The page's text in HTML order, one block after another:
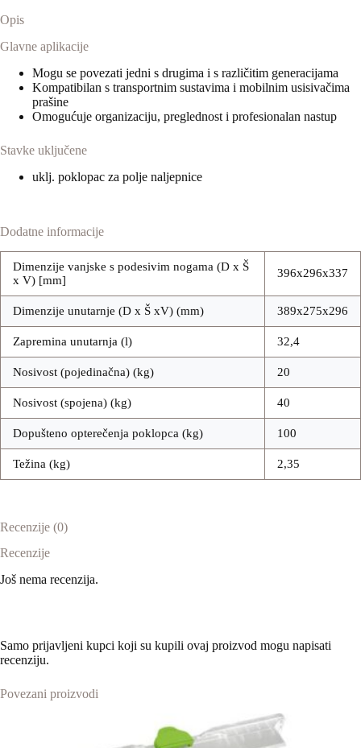
Opis
Glavne aplikacije
Mogu se povezati jedni s drugima i s različitim generacijama
Kompatibilan s transportnim sustavima i mobilnim usisivačima
prašine
Omogućuje organizaciju, preglednost i profesionalan nastup
Stavke uključene
uklj. poklopac za polje naljepnice
Dodatne informacije
Dimenzije vanjske s podesivim nogama (D x Š
x V) [mm]
396x296x337
Dimenzije unutarnje (D x Š xV) (mm) 389x275x296
Zapremina unutarnja (l) 32,4
Nosivost (pojedinačna) (kg) 20
Nosivost (spojena) (kg) 40
Dopušteno opterečenja poklopca (kg) 100
Težina (kg) 2,35
Recenzije (0)
Recenzije
Još nema recenzija.
Samo prijavljeni kupci koji su kupili ovaj proizvod mogu napisati
recenziju.
Povezani proizvodi